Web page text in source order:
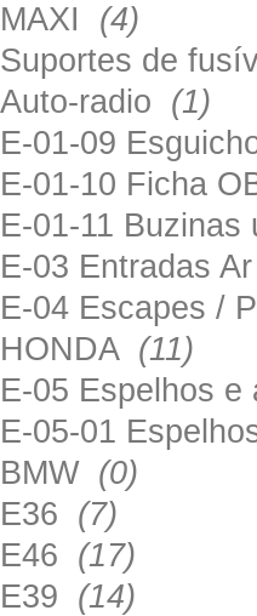
MAXI (4)
Suportes de
Auto-radio (1)
E-01-09
E-01-10 Ficha
E-01-11 Buzinas
E-03 Entradas
E-04 Escapes /
HONDA (11)
E-05 Espelhos e
E-05-01
BMW (0)
E36 (7)
E46 (17)
E39 (14)